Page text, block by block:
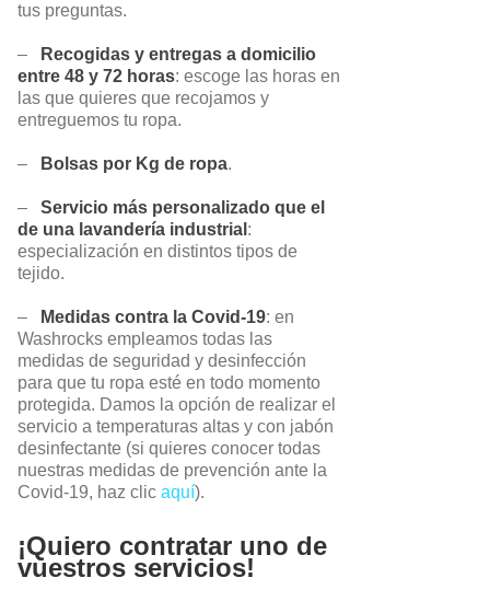
tus preguntas.
–
Recogidas y entregas a domicilio
entre 48 y 72 horas: escoge las horas en
las que quieres que recojamos y
entreguemos tu ropa.
– Bolsas por Kg de ropa.
–
Servicio más personalizado que el
de una lavandería industrial :
especialización en distintos tipos de
tejido.
– Medidas contra la Covid-19: en
Washrocks empleamos todas las
medidas de seguridad y desinfección
para que tu ropa esté en todo momento
protegida. Damos la opción de realizar el
servicio a temperaturas altas y con jabón
desinfectante (si quieres conocer todas
nuestras medidas de prevención ante la
Covid-19, haz clic aquí).
¡Quiero contratar uno de
vuestros servicios!